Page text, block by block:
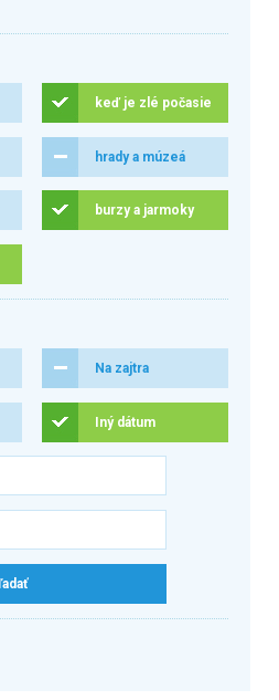
keď je zlé počasie
hrady a múzeá
burzy a jarmoky
Na zajtra
Iný dátum